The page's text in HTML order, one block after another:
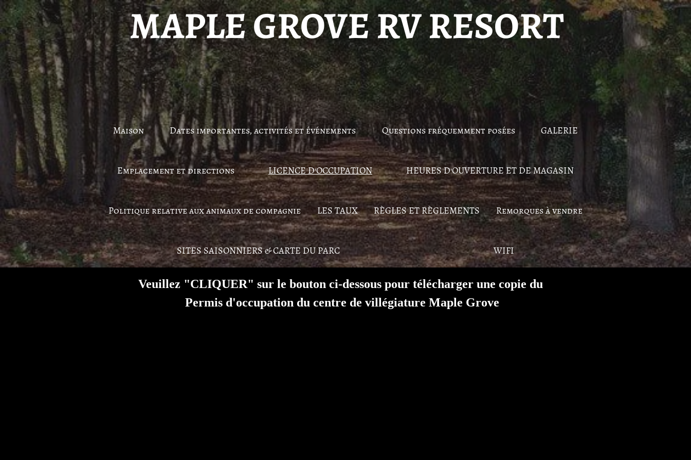
MAPLE GROVE RV RESORT
Maison Dates importantes, activités et événements Questions fréquemment posées GALERIE
Emplacement et directions LICENCE D'OCCUPATION HEURES D'OUVERTURE ET DE MAGASIN
Politique relative aux animaux de compagnie LES TAUX RÈGLES ET RÈGLEMENTS Remorques à vendre
SITES SAISONNIERS & CARTE DU PARC WIFI
Veuillez "CLIQUER" sur le bouton ci-dessous pour télécharger une copie du
Permis d'occupation du centre de villégiature Maple Grove